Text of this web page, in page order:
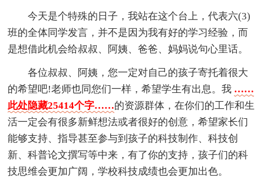
今天是个特殊的日子，我站在这个台上，代表六(3)
班的全体同学发言，并不是因为我有好的学习经验，而
是想借此机会给叔叔、阿姨、爸爸、妈妈说句心里话。
各位叔叔、阿姨，您一定对自己的孩子寄托着很大
的希望吧!老师也同您们一样，希望学生有出息。我 ……
此处隐藏25414个字……的资源群体，在你们的工作和生
活一定会有很多新鲜想法或者很好的创意，希望家长们
能够支持、指导甚至参与到孩子的科技制作、科技创
新、科普论文撰写等中来，有了你的支持，孩子们的科
技思维会更加广阔，学校科技成绩也会更加出色。